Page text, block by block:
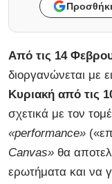
Από τις 14
διοργανώνεται με
Κυριακή από τις
σχετικά με τον
«performance»
Canvas» θα
ερωτήματα και να